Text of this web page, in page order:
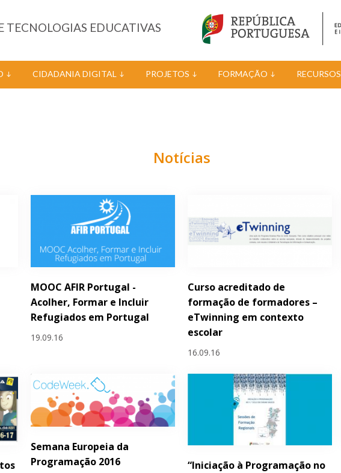
TECNOLOGIAS EDUCATIVAS
CIDADANIA DIGITAL PROJETOS FORMAÇÃO RECURSOS
Notícias
MOOC AFIR Portugal -
Acolher, Formar e Incluir
Refugiados em Portugal
19.09.16
Curso acreditado de
formação de formadores –
eTwinning em contexto
escolar
16.09.16
Semana Europeia da
Programação 2016
“Iniciação à Programação no